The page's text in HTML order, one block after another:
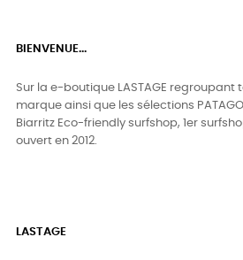
BIENVENUE...
Sur la e-boutique LASTAGE regroupant
marque ainsi que les sélections
Biarritz Eco-friendly surfshop, 1er
ouvert en 2012.
LASTAGE